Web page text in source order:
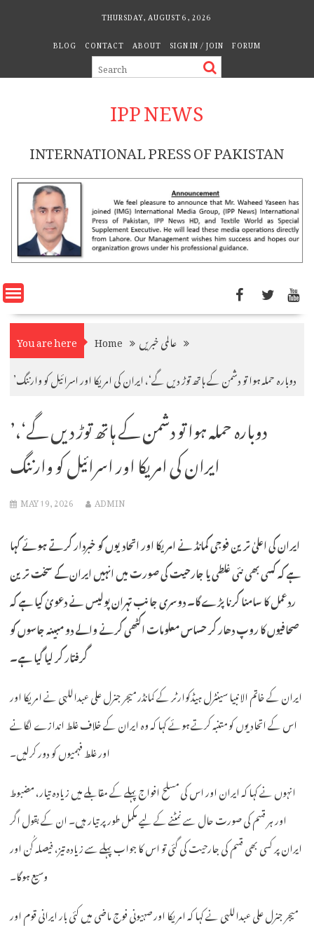
THURSDAY, AUGUST 6, 2026
BLOG CONTACT ABOUT SIGN IN / JOIN FORUM
IPP NEWS
INTERNATIONAL PRESS OF PAKISTAN
You are here Home
عالمی خبریں
’دوبارہ حملہ ہوا تو دشمن کے ہاتھ توڑ دیں گے‘، ایران کی امریکا اور اسرائیل کو وارننگ
’دوبارہ حملہ ہوا تو دشمن کے ہاتھ توڑ دیں گے‘،
ایران کی امریکا اور اسرائیل کو وارننگ
MAY 19, 2026 ADMIN
ایران کی اعلیٰ ترین فوجی کمانڈ نے امریکا اور اتحادیوں کو خبردار کرتے ہوئے کہا
ہے کہ کسی بھی نئی غلطی یا جارحیت کی صورت میں انہیں ایران کے سخت ترین
ردعمل کا سامنا کرنا پڑے گا۔ دوسری جانب تہران پولیس نے دعویٰ کیا ہے کہ
صحافیوں کا روپ دھار کر حساس معلومات اکٹھی کرنے والے دو مبینہ جاسوں کو
گرفتار کر لیا گیا ہے۔
ایران کے خاتم الانبیا سینٹرل ہیڈکوارٹر کے کمانڈر میجر جنرل علی عبداللہی نے امریکا اور
اس کے اتحادیوں کو متنبہ کرتے ہوئے کہا کہ وہ ایران کے خلاف غلط اندازے لگانے
اور غلط فہمیوں کو دور کرلیں۔
انہوں نے کہا کہ ایران اور اس کی مسلح افواج پہلے کے مقابلے میں زیادہ تیار، مضبوط
اور ہر قسم کی صورت حال سے نمٹنے کے لیے مکمل طور پر تیار ہیں۔ ان کے بقول اگر
ایران پر کسی بھی قسم کی جارحیت کی گئی تو اس کا جواب پہلے سے زیادہ تیز، فیصلہ کُن اور
وسیع ہوگا۔
میجر جنرل علی عبداللہی نے کہا کہ امریکا اور صہیونی فوج ماضی میں کئی بار ایرانی قوم اور